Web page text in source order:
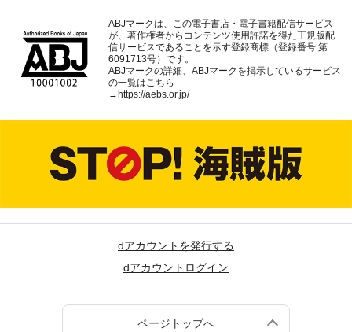
ABJマークは、この電子書店・電子書籍配信サービス
が、著作権者からコンテンツ使用許諾を得た正規版配
信サービスであることを示す登録商標（登録番号 第
6091713号）です。
ABJマークの詳細、ABJマークを掲示しているサービス
の一覧はこちら
→https://aebs.or.jp/
dアカウントを発行する
dアカウントログイン
ページトップへ